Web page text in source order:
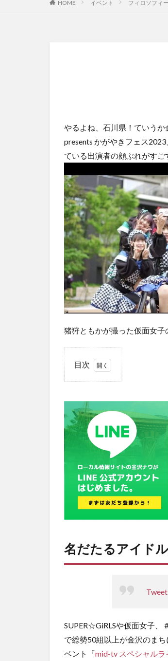
HOME イベント フィロソフィ
やるよね、石川県！ていう
presents かがやきフェス
ている出演者の顔ぶれがすご
猪狩ともかが撮った仮面女子
目次
だ
た
る
ア
が
集
結
2
フ
ソ
ス
は
名だたるアイド
SUPER☆GiRLSや仮面女子、
で総勢50組以上が金沢のま
ベント『mid-tv スペシャルラ